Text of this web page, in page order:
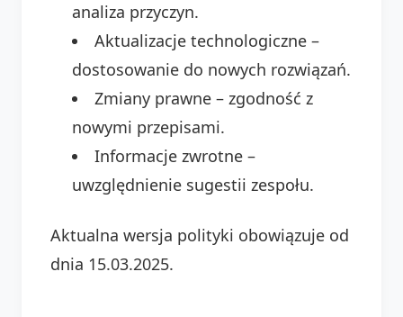
analiza przyczyn.
Aktualizacje technologiczne –
dostosowanie do nowych rozwiązań.
Zmiany prawne – zgodność z
nowymi przepisami.
Informacje zwrotne –
uwzględnienie sugestii zespołu.
Aktualna wersja polityki obowiązuje od
dnia 15.03.2025.